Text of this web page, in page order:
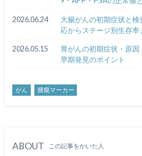
2026.06.24
大腸がんの初期症状と
応からステージ別生存率
2026.05.15
胃がんの初期症状・原因
早期発見のポイント
がん 腫瘍マーカー
ABOUT この記事をかいた人